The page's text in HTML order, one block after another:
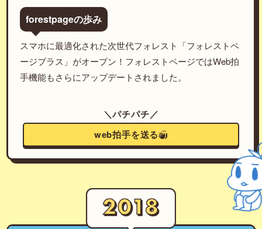
forestpageの歩み
スマホに最適化された次世代フォレスト「フォレストペ
ージプラス」がオープン！フォレストページではWeb拍
手機能もさらにアップデートされました。
＼パチパチ／
web拍手を送る